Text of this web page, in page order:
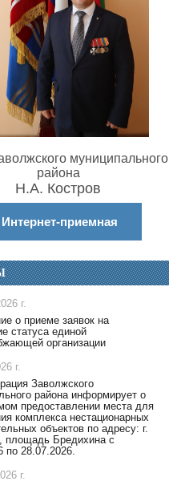
муниципального
района
Н.А. Костров
Интернет-приемная
г.
о приеме заявок на
статуса единой
организации
г.
Заволжского
района информирует о
предоставлении места для
комплекса нестационарных
объектов по адресу: г.
площадь Бредихина с
по 28.07.2026.
г.